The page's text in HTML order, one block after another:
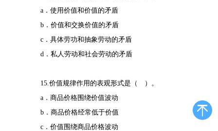
a．使用价值和价值的矛盾
b．价值和交换价值的矛盾
c．具体劳功和抽象劳动的矛盾
d．私人劳动和社会劳动的矛盾
15.价值规律作用的表观形式是（ ）。
a．商品价格围绕价值波动
b．商品价格经常低于价值
c．价值围绕商品价格波动